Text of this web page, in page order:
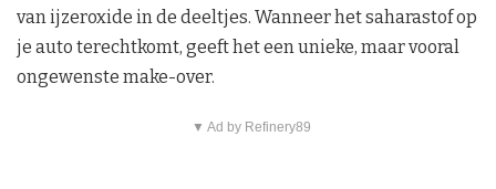
van ijzeroxide in de deeltjes. Wanneer het saharastof op
je auto terechtkomt, geeft het een unieke, maar vooral
ongewenste make-over.
▼ Ad by Refinery89